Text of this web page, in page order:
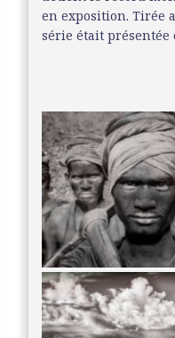
en exposition. Tirée
série était présentée